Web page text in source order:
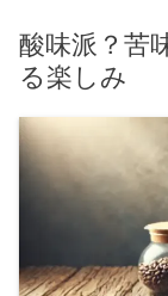
酸味派？苦
る楽しみ